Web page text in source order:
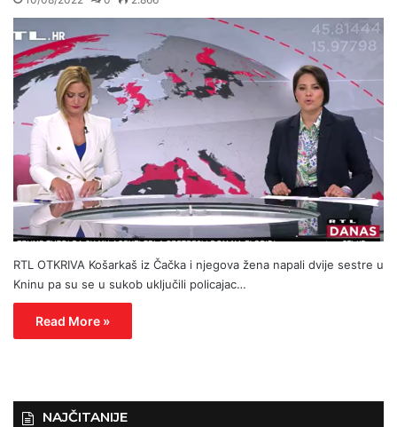
RTL OTKRIVA Košarkaš iz Čačka i njegova žena napali dvije sestre u
Kninu pa su se u sukob uključili policajac…
Read More »
NAJČITANIJE